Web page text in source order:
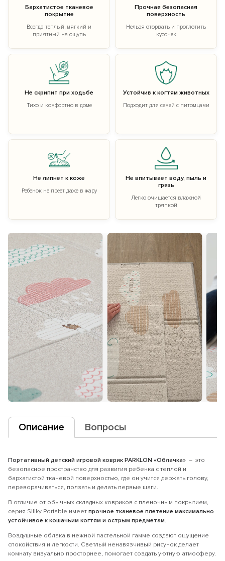
Бархатистое тканевое
покрытие
Всегда теплый, мягкий и
приятный на ощупь
Прочная безопасная
поверхность
Нельзя оторвать и проглотить
кусочек
Не скрипит при ходьбе
Тихо и комфортно в доме
Устойчив к когтям животных
Подходит для семей с питомцами
Не липнет к коже
Ребенок не преет даже в жару
Не впитывает воду, пыль и
грязь
Легко очищается влажной
тряпкой
Описание Вопросы
Портативный детский игровой коврик PARKLON «Облачка» – это
безопасное пространство для развития ребенка с теплой и
бархатистой тканевой поверхностью, где он учится держать голову,
переворачиваться, ползать и делать первые шаги.
В отличие от обычных складных ковриков с пленочным покрытием,
серия Sillky Portable имеет прочное тканевое плетение максимально
устойчивое к кошачьим когтям и острым предметам.
Воздушные облака в нежной пастельной гамме создают ощущение
спокойствия и легкости. Светлый ненавязчивый рисунок делает
комнату визуально просторнее, помогает создать уютную атмосферу.